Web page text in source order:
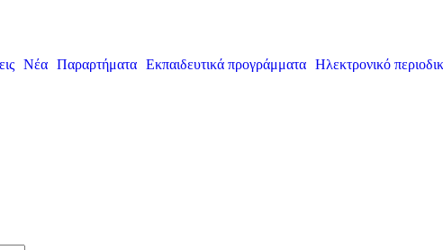
Νέα Παραρτήματα Εκπαιδευτικά προγράμματα Ηλεκτρονικό